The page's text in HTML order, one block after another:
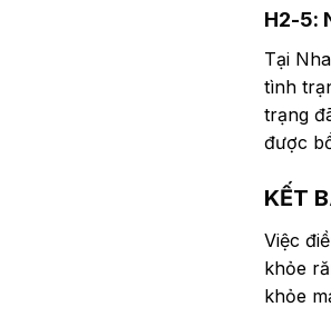
H2-5:
Tại
tình
trạng
được
KẾT
Việc
khỏe
khỏe